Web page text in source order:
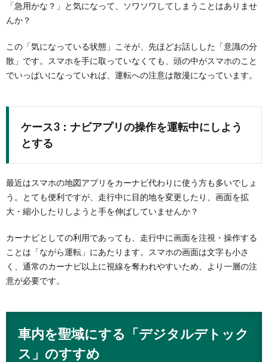
「急用かな？」と気になって、ソワソワしてしまうことはありませ
んか？
この「気になっている状態」こそが、先ほどお話しした「意識の分
散」です。スマホを手に取っていなくても、頭の中がスマホのこと
でいっぱいになっていれば、運転への注意は散漫になっています。
ケース3：ナビアプリの操作を運転中にしよう
とする
最近はスマホの地図アプリをカーナビ代わりに使う方も多いでしょ
う。とても便利ですが、走行中に目的地を変更したり、画面を拡
大・縮小したりしようと手を伸ばしていませんか？
カーナビとしての利用であっても、走行中に画面を注視・操作する
ことは「ながら運転」にあたります。スマホの画面は文字も小さ
く、通常のカーナビ以上に視線を奪われやすいため、より一層の注
意が必要です。
車内を聖域にする「デジタルデトック
ス」のすすめ